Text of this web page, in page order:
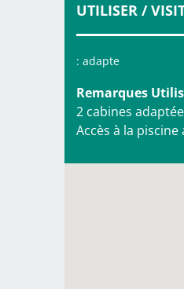
UTILISER /
: adapte
Remarques
2 cabines
Accès à la